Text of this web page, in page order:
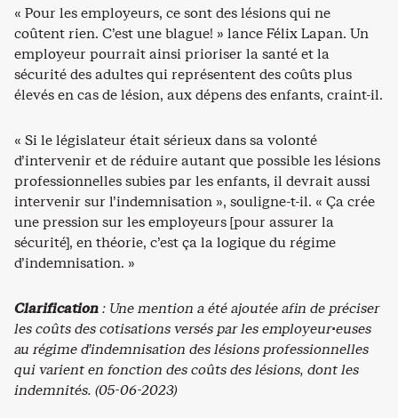
« Pour les employeurs, ce sont des lésions qui ne
coûtent rien. C’est une blague! » lance Félix Lapan. Un
employeur pourrait ainsi prioriser la santé et la
sécurité des adultes qui représentent des coûts plus
élevés en cas de lésion, aux dépens des enfants, craint-il.
« Si le législateur était sérieux dans sa volonté
d’intervenir et de réduire autant que possible les lésions
professionnelles subies par les enfants, il devrait aussi
intervenir sur l’indemnisation », souligne-t-il. « Ça crée
une pression sur les employeurs [pour assurer la
sécurité], en théorie, c’est ça la logique du régime
d’indemnisation. »
Clarification: Une mention a été ajoutée afin de préciser
les coûts des cotisations versés par les employeur·euses
au régime d’indemnisation des lésions professionnelles
qui varient en fonction des coûts des lésions, dont les
indemnités. (05-06-2023)